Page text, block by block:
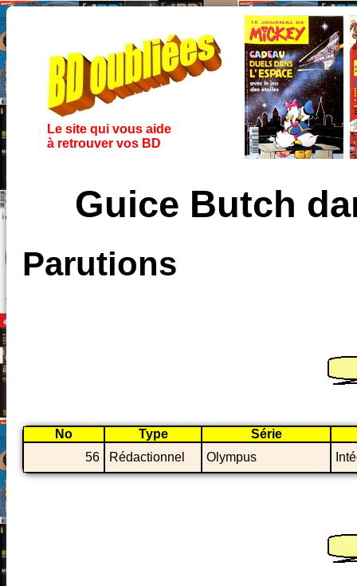
Le site qui vous aide
à retrouver vos BD
Guice Butch
Parutions
No Type
Série
56
Rédactionnel Olympus